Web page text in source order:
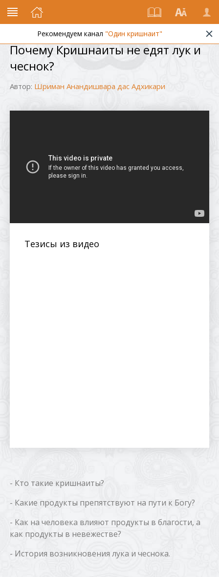
Рекомендуем канал "Один кришнаит"
Почему Кришнаиты не едят лук и
чеснок?
Автор: Шриман Анандишвара дас Адхикари
Тезисы из видео
- Кто такие кришнаиты?
- Какие продукты препятствуют на пути к Богу?
- Как на человека влияют продукты в благости, а
как продукты в невежестве?
- История возникновения лука и чеснока.